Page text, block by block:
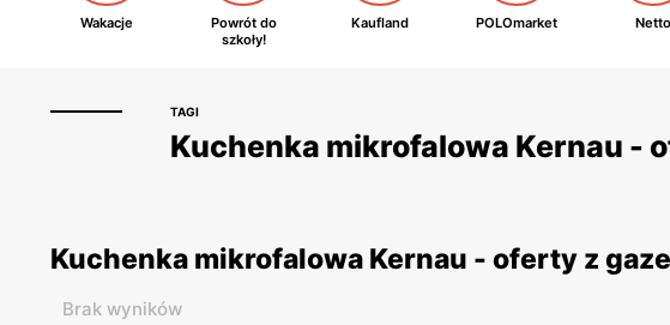
Wakacje
Powrót do
szkoły!
Kaufland POLOmarket Netto
TAGI
Kuchenka mikrofalowa Kernau -
Kuchenka mikrofalowa Kernau - oferty z
Brak wyników